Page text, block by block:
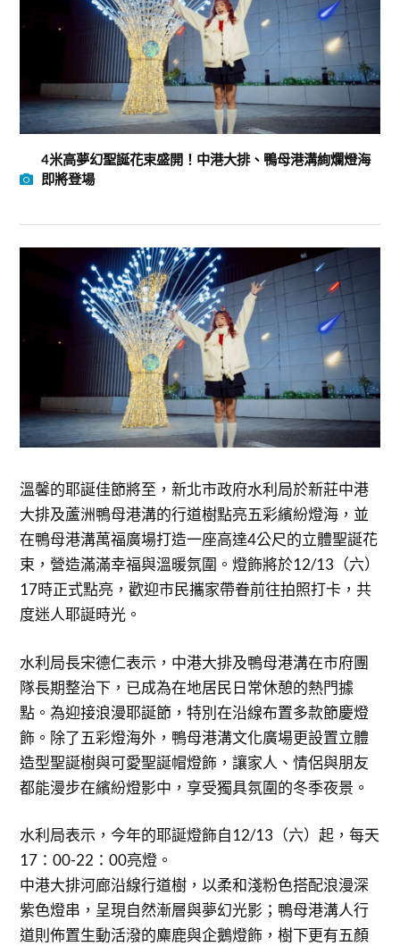
4米高夢幻聖誕花束盛開！中港大排、鴨母港溝絢爛燈海
即將登場
溫馨的耶誕佳節將至，新北市政府水利局於新莊中港
大排及蘆洲鴨母港溝的行道樹點亮五彩繽紛燈海，並
在鴨母港溝萬福廣場打造一座高達4公尺的立體聖誕花
束，營造滿滿幸福與溫暖氛圍。燈飾將於12/13（六）
17時正式點亮，歡迎市民攜家帶眷前往拍照打卡，共
度迷人耶誕時光。
水利局長宋德仁表示，中港大排及鴨母港溝在市府團
隊長期整治下，已成為在地居民日常休憩的熱門據
點。為迎接浪漫耶誕節，特別在沿線布置多款節慶燈
飾。除了五彩燈海外，鴨母港溝文化廣場更設置立體
造型聖誕樹與可愛聖誕帽燈飾，讓家人、情侶與朋友
都能漫步在繽紛燈影中，享受獨具氛圍的冬季夜景。
水利局表示，今年的耶誕燈飾自12/13（六）起，每天
17：00-22：00亮燈。
中港大排河廊沿線行道樹，以柔和淺粉色搭配浪漫深
紫色燈串，呈現自然漸層與夢幻光影；鴨母港溝人行
道則佈置生動活潑的麋鹿與企鵝燈飾，樹下更有五顏